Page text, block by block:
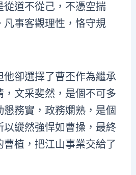
從道不從己，不憑空揣
凡事客觀理性，恪守規
他卻選擇了曹丕作為繼承
，文采斐然，是個不可多
務實，政務嫻熟，是個
以縱然強悍如曹操，最終
植，把江山事業交給了